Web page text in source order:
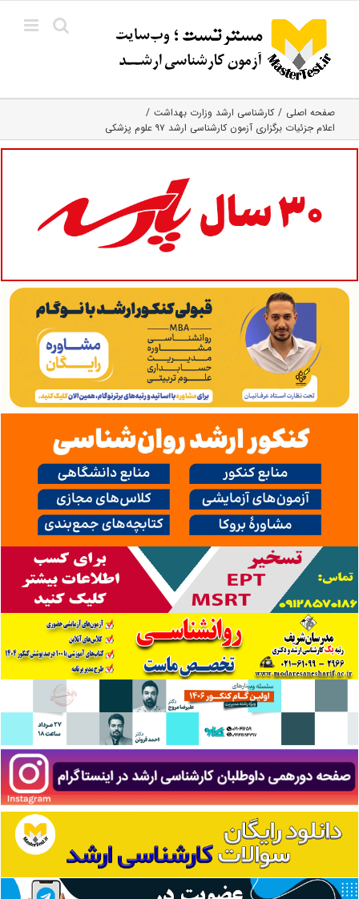
content
صفحه اصلی
کارشناسی ارشد وزارت بهداشت
اعلام جزئیات برگزاری آزمون کارشناسی ارشد ۹۷ علوم پزشکی